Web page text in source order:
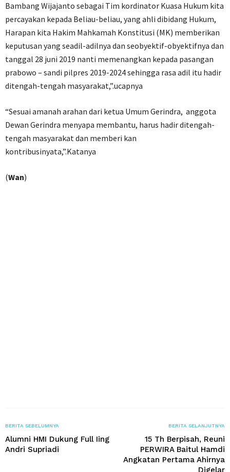
Bambang Wijajanto sebagai Tim kordinator Kuasa Hukum kita
percayakan kepada Beliau-beliau, yang ahli dibidang Hukum,
Harapan kita Hakim Mahkamah Konstitusi (MK) memberikan
keputusan yang seadil-adilnya dan seobyektif-obyektifnya dan
tanggal 28 juni 2019 nanti memenangkan kepada pasangan
prabowo – sandi pilpres 2019-2024 sehingga rasa adil itu hadir
ditengah-tengah masyarakat,”.ucapnya
“Sesuai amanah arahan dari ketua Umum Gerindra, anggota
Dewan Gerindra menyapa membantu, harus hadir ditengah-
tengah masyarakat dan memberi kan
kontribusinyata,”.Katanya
(Wan)
BERITA SEBELUMNYA
Alumni HMI Dukung Full Iing
Andri Supriadi
BERITA SELANJUTNYA
15 Th Berpisah, Reuni
PERWIRA Baitul Hamdi
Angkatan Pertama Ahirnya
Digelar